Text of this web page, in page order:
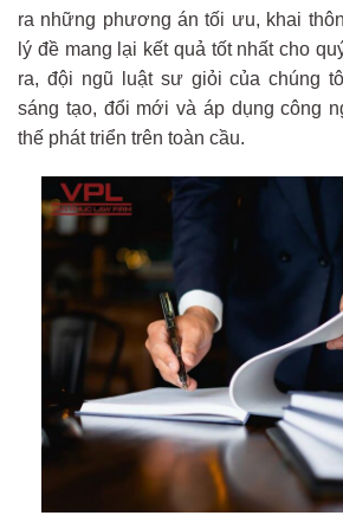
ra những phương án tối ưu, khai
lý đề mang lại kết quả tốt nhất cho
ra, đội ngũ luật sư giỏi của chúng
sáng tạo, đổi mới và áp dụng công
thế phát triển trên toàn cầu.